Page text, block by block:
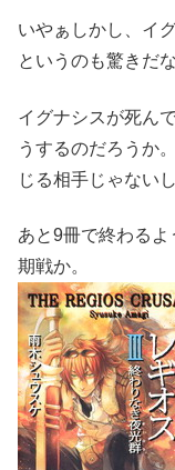
いやぁしかし、イ
というのも驚きだ
イグナシスが死ん
うするのだろうか
じる相手じゃないし
あと9冊で終わる
期戦か。